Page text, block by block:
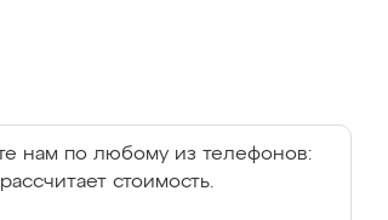
нам по любому из телефонов:
стоимость.